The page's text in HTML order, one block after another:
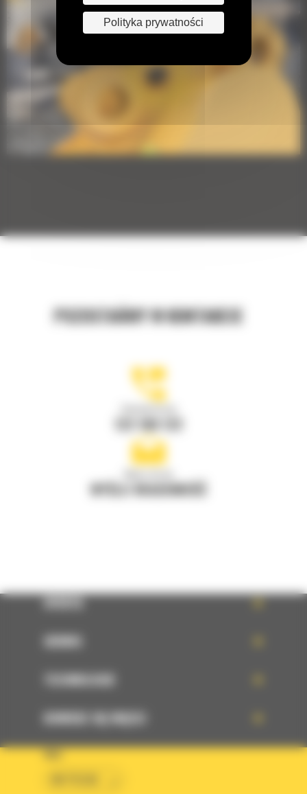
POZOSTAŃMY W KONTAKCIE
Zadzwoń do nas
122 100 122
WYŚLIJ WIADOMOŚĆ
OFERTA
SERWIS
TECHNOLOGIE
DOWIEDZ SIĘ WIĘCEJ
KRAJ
Polityka prywatności